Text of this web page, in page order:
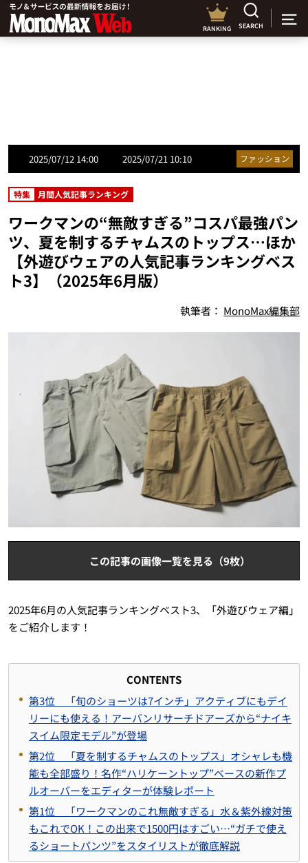
RANKING SEARCH
2025/07/12 14:00 2025/07/21 10:10 ファッション
特集 月間人気記事ランキング
ワークマンの“無敵すぎる”コスパ最強パン
ツ、夏を制するチャムスのトップス…ほか
【外遊びウェアの人気記事ランキングベス
ト3】（2025年6月版）
執筆者： MonoMax編集部
この記事の画像一覧を見る（9枚）
2025年6月の人気記事ランキングベスト3、「外遊びウェア編」
をご紹介します！
CONTENTS
第3位 「旬のショーツは7インチ」アクティブにもデイ
リーにも使える！アーバンリサーチドアーズから“ナイキ
スイム限定モデル”が登場
第2位 「夏を制するチャムスのトップス」オシャレも機
能も全部盛り！名作“ハリケーントップ”ベースの新作プ
ルオーバーをエディターが体験レポート
第1位 「ワークマンのこれ無敵すぎる」水＆紫外線対策
もこれでOK！この出来で1500円はすごい…“ガチで使え
るショートパンツ”をスタイリストが徹底解説